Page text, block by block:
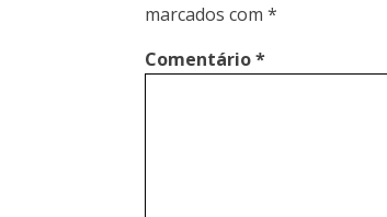
marcados com *
Comentário*